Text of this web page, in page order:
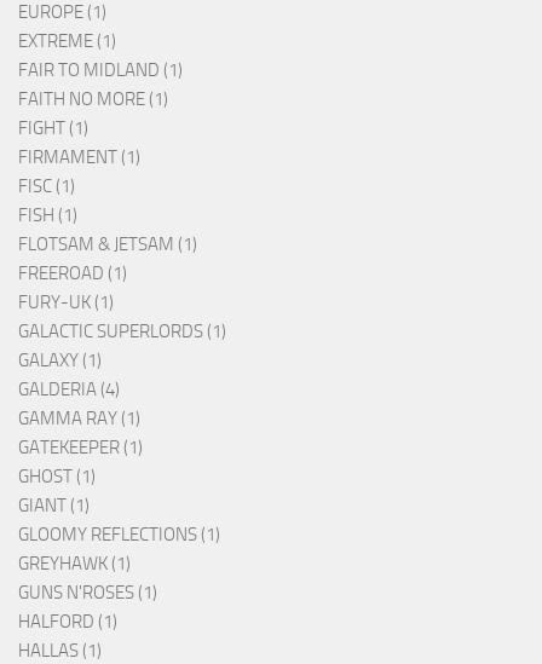
EUROPE (1)
EXTREME (1)
FAIR TO MIDLAND (1)
FAITH NO MORE (1)
FIGHT (1)
FIRMAMENT (1)
FISC (1)
FISH (1)
FLOTSAM & JETSAM (1)
FREEROAD (1)
FURY-UK (1)
GALACTIC SUPERLORDS (1)
GALAXY (1)
GALDERIA (4)
GAMMA RAY (1)
GATEKEEPER (1)
GHOST (1)
GIANT (1)
GLOOMY REFLECTIONS (1)
GREYHAWK (1)
GUNS N'ROSES (1)
HALFORD (1)
HALLAS (1)